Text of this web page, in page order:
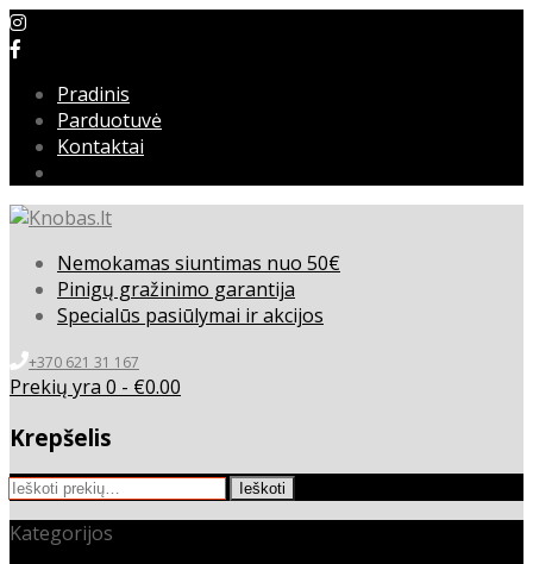
Pradinis
Parduotuvė
Kontaktai
Nemokamas siuntimas nuo 50€
Pinigų gražinimo garantija
Specialūs pasiūlymai ir akcijos
+370 621 31 167
Prekių yra 0 - €0.00
Krepšelis
Ieškoti: Ieškoti
Kategorijos